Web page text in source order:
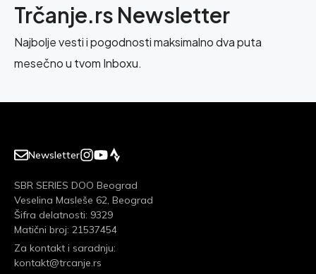
Trčanje.rs Newsletter
Najbolje vesti i pogodnosti maksimalno dva puta
mesečno u tvom Inboxu.
Newsletter
SBR SERIES DOO Beograd
Veselina Masleše 62, Beograd
Šifra delatnosti: 9329
Matični broj: 21537454
Za kontakt i saradnju:
kontakt@trcanje.rs